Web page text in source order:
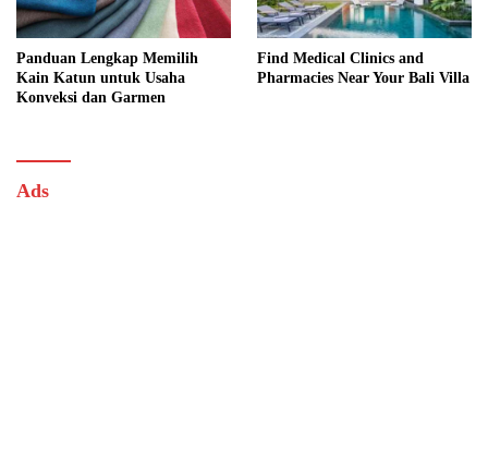
Panduan Lengkap Memilih
Kain Katun untuk Usaha
Konveksi dan Garmen
Find Medical Clinics and
Pharmacies Near Your Bali Villa
Ads